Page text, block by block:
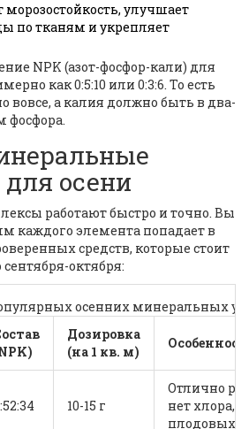
улучшает
по тканям и укрепляет
NPK (азот-фосфор-кали) для
как 0:5:10 или 0:3:6. То есть
вовсе, а калия должно быть в два-
фосфора.
осени
работают быстро и точно. Вы
каждого элемента попадает в
средств, которые стоит
октября:
осенних минеральных
Дозировка
(на 1 кв. м)
10-15 г
Отлично
нет хлора,
плодовых